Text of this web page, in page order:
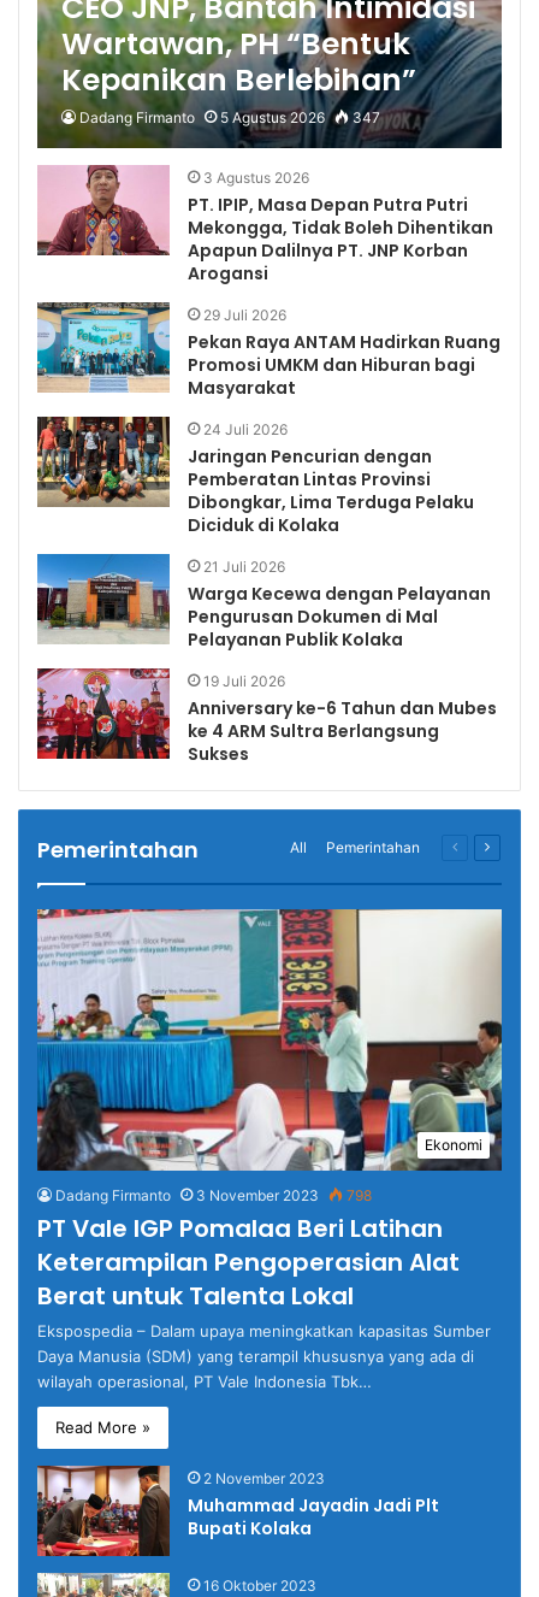
Wartawan, PH “Bentuk
Kepanikan Berlebihan”
Dadang Firmanto 5 Agustus 2026 347
3 Agustus 2026
PT. IPIP, Masa Depan Putra Putri
Mekongga, Tidak Boleh Dihentikan
Apapun Dalilnya PT. JNP Korban
Arogansi
29 Juli 2026
Pekan Raya ANTAM Hadirkan Ruang
Promosi UMKM dan Hiburan bagi
Masyarakat
24 Juli 2026
Jaringan Pencurian dengan
Pemberatan Lintas Provinsi
Dibongkar, Lima Terduga Pelaku
Diciduk di Kolaka
21 Juli 2026
Warga Kecewa dengan Pelayanan
Pengurusan Dokumen di Mal
Pelayanan Publik Kolaka
19 Juli 2026
Anniversary ke-6 Tahun dan Mubes
ke 4 ARM Sultra Berlangsung
Sukses
Pemerintahan All Pemerintahan
Previous
Ekonomi
Dadang Firmanto 3 November 2023 798
PT Vale IGP Pomalaa Beri Latihan
Keterampilan Pengoperasian Alat
Berat untuk Talenta Lokal
Ekspospedia – Dalam upaya meningkatkan kapasitas Sumber
Daya Manusia (SDM) yang terampil khususnya yang ada di
wilayah operasional, PT Vale Indonesia Tbk…
Read More »
2 November 2023
Muhammad Jayadin Jadi Plt
Bupati Kolaka
16 Oktober 2023